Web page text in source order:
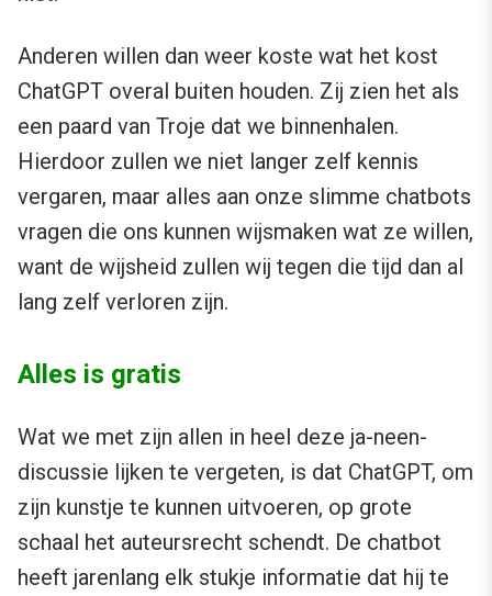
Anderen willen dan weer koste wat het kost
ChatGPT overal buiten houden. Zij zien het als
een paard van Troje dat we binnenhalen.
Hierdoor zullen we niet langer zelf kennis
vergaren, maar alles aan onze slimme chatbots
vragen die ons kunnen wijsmaken wat ze willen,
want de wijsheid zullen wij tegen die tijd dan al
lang zelf verloren zijn.
Alles is gratis
Wat we met zijn allen in heel deze ja-neen-
discussie lijken te vergeten, is dat ChatGPT, om
zijn kunstje te kunnen uitvoeren, op grote
schaal het auteursrecht schendt. De chatbot
heeft jarenlang elk stukje informatie dat hij te